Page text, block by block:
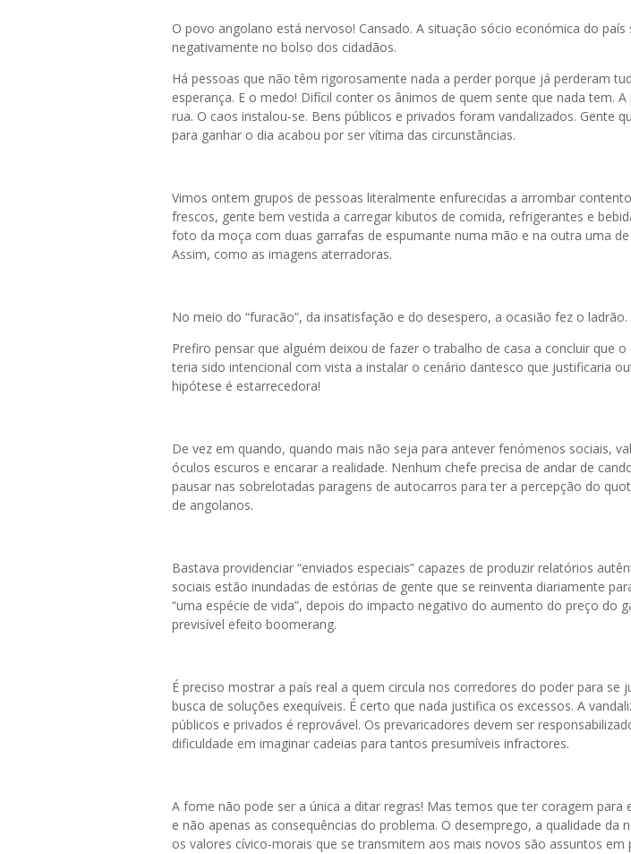
O povo angolano está nervoso! Cansado. A situação sócio económica do país
negativamente no bolso dos cidadãos.
Há pessoas que não têm rigorosamente nada a perder porque já perderam
esperança. E o medo! Difícil conter os ânimos de quem sente que nada tem. A
rua. O caos instalou-se. Bens públicos e privados foram vandalizados. Gente
para ganhar o dia acabou por ser vítima das circunstâncias.
Vimos ontem grupos de pessoas literalmente enfurecidas a arrombar
frescos, gente bem vestida a carregar kibutos de comida, refrigerantes e
foto da moça com duas garrafas de espumante numa mão e na outra uma de
Assim, como as imagens aterradoras.
No meio do “furacão”, da insatisfação e do desespero, a ocasião fez o
Prefiro pensar que alguém deixou de fazer o trabalho de casa a concluir que o
teria sido intencional com vista a instalar o cenário dantesco que justificaria
hipótese é estarrecedora!
De vez em quando, quando mais não seja para antever fenómenos sociais,
óculos escuros e encarar a realidade. Nenhum chefe precisa de andar de
pausar nas sobrelotadas paragens de autocarros para ter a percepção do
de angolanos.
Bastava providenciar “enviados especiais” capazes de produzir relatórios
sociais estão inundadas de estórias de gente que se reinventa diariamente
“uma espécie de vida”, depois do impacto negativo do aumento do preço do
previsível efeito boomerang.
É preciso mostrar a país real a quem circula nos corredores do poder para se
busca de soluções exequíveis. É certo que nada justifica os excessos. A
públicos e privados é reprovável. Os prevaricadores devem ser
dificuldade em imaginar cadeias para tantos presumíveis infractores.
A fome não pode ser a única a ditar regras! Mas temos que ter coragem para
e não apenas as consequências do problema. O desemprego, a qualidade da
os valores cívico-morais que se transmitem aos mais novos são assuntos em